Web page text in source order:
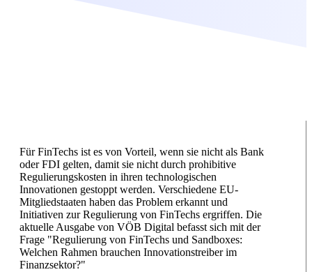
Für FinTechs ist es von Vorteil, wenn sie nicht als Bank
oder FDI gelten, damit sie nicht durch prohibitive
Regulierungskosten in ihren technologischen
Innovationen gestoppt werden. Verschiedene EU-
Mitgliedstaaten haben das Problem erkannt und
Initiativen zur Regulierung von FinTechs ergriffen. Die
aktuelle Ausgabe von VÖB Digital befasst sich mit der
Frage "Regulierung von FinTechs und Sandboxes:
Welchen Rahmen brauchen Innovationstreiber im
Finanzsektor?"